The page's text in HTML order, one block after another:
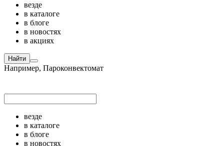
везде
в каталоге
в блоге
в новостях
в акциях
Найти
Например, Пароконвектомат
везде
в каталоге
в блоге
в новостях